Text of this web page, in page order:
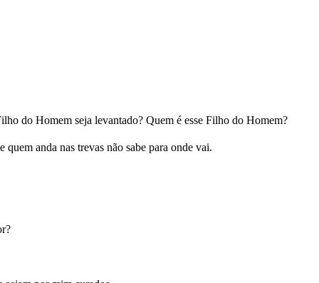
do Homem seja levantado? Quem é esse Filho do Homem?
anda nas trevas não sabe para onde vai.